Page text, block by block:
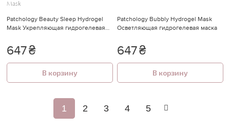
Mask
Patchology Beauty Sleep Hydrogel
Mask Укрепляющая гидрогелевая
647₴
В корзину
Patchology Bubbly Hydrogel Mask
Осветляющая гидрогелевая маска
647₴
В корзину
1 2 3 4 5